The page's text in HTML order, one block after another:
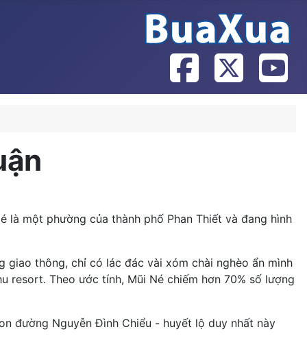
là một phường của thành phố Phan Thiết và đang hình
thông, chỉ có lác đác vài xóm chài nghèo ẩn mình
resort. Theo ước tính, Mũi Né chiếm hơn 70% số lượng
đường Nguyễn Đình Chiểu - huyết lộ duy nhất này